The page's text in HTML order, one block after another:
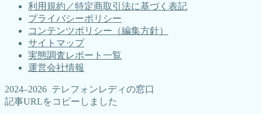
利用規約／特定商取引法に基づく表記
プライバシーポリシー
コンテンツポリシー（編集方針）
サイトマップ
実態調査レポート一覧
運営会社情報
2024–2026 テレフォンレディの窓口
記事URLをコピーしました